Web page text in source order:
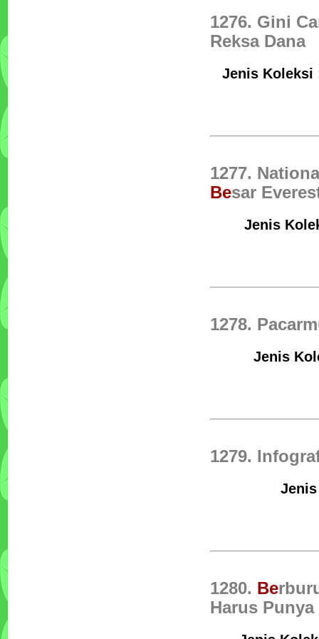
1276. Gini
Reksa Dana
Jenis
1277.
Besar
Jenis
1278.
Jenis
1279.
1280. Be
Harus